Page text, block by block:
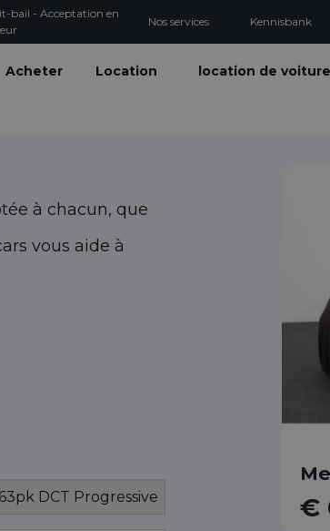
bail - Acceptation en
Nos services Kennisbank
Acheter Location location de
à chacun, que
vous aide à
€